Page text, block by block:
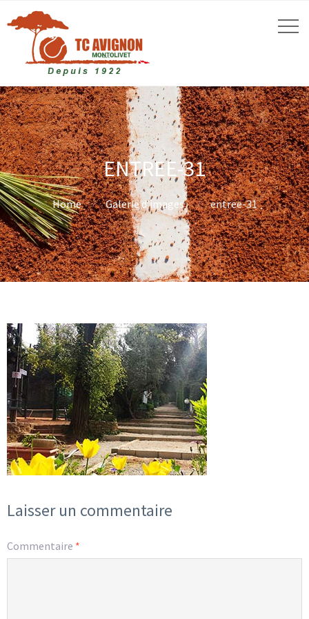
ENTREE-31
Home Galerie d’images entree-31
Laisser un commentaire
Commentaire *